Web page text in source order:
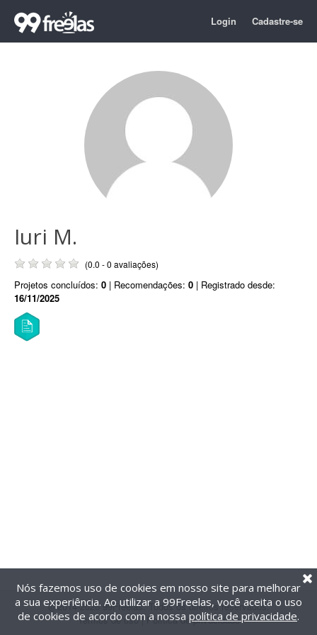
Login Cadastre-se
Iuri M.
(0.0 - 0 avaliações)
Projetos concluídos: 0 | Recomendações: 0 | Registrado desde:
16/11/2025
@2014-2026 99Freelas. Todos os direitos reservados.
Termos de uso| Política de privacidade
Nós fazemos uso de cookies em nosso site para melhorar
a sua experiência. Ao utilizar a 99Freelas, você aceita o uso
de cookies de acordo com a nossa política de privacidade.